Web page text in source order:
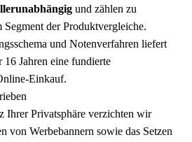
und zählen zu
Segment der Produktvergleiche.
und Notenverfahren liefert
16 Jahren eine fundierte
Einkauf.
Ihrer Privatsphäre verzichten wir
von Werbebannern sowie das Setzen